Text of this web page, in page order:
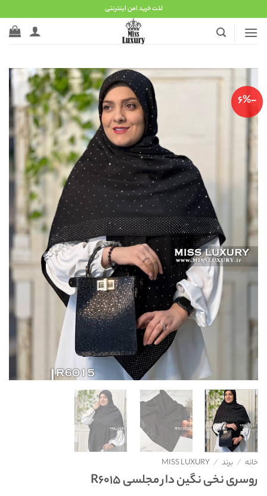
to
content
لذت خرید امن اینترنتی
-6%
خانه / برند /
MISS LUXURY
روسری نخی نگین دار مجلسی R6015